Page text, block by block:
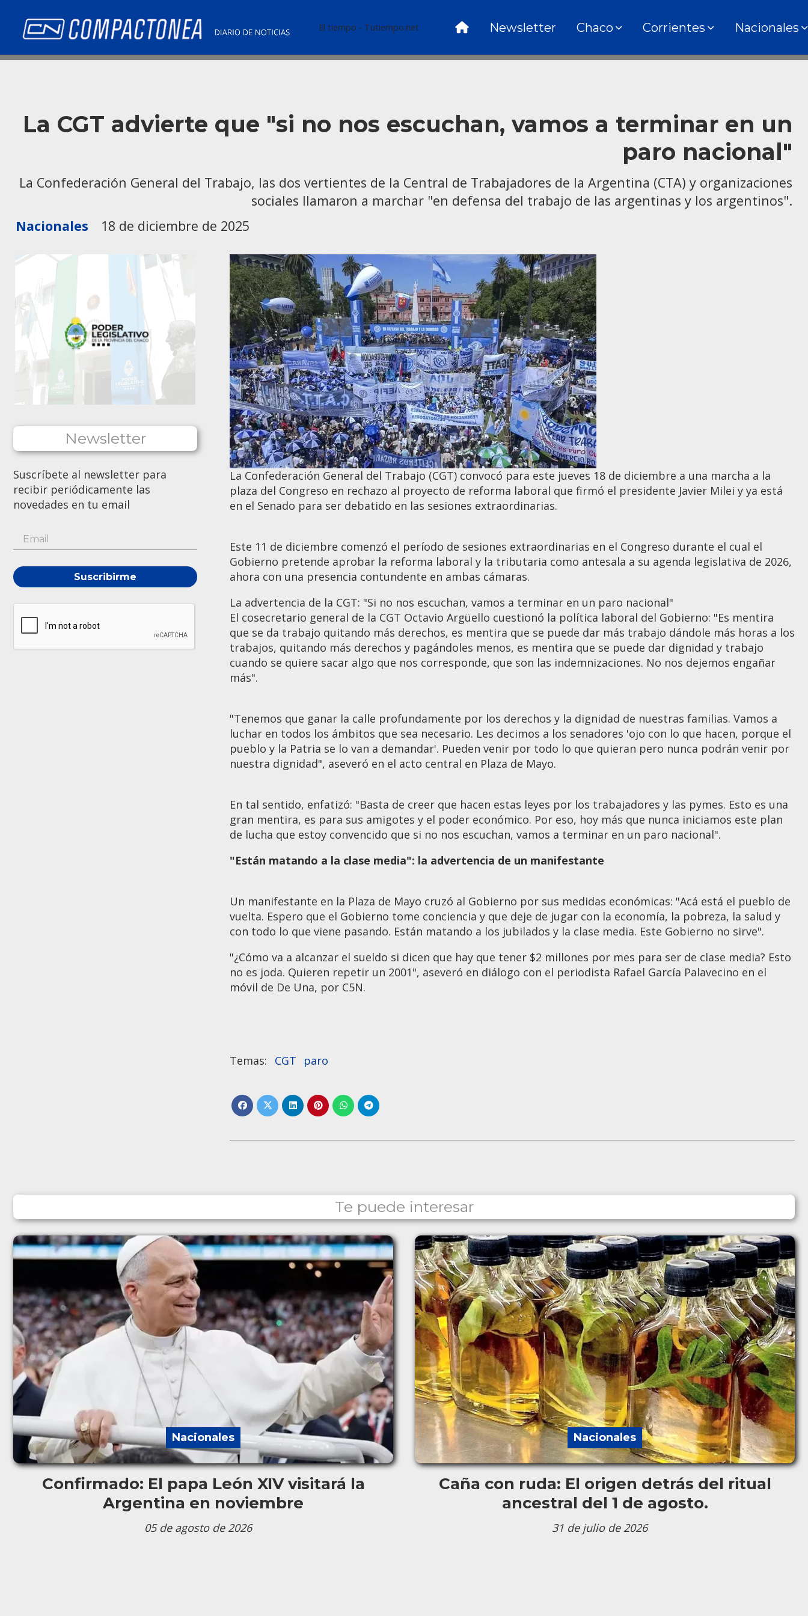
El tiempo - Tutiempo.net Newsletter Chaco Corrientes Nacionales
La CGT advierte que "si no nos escuchan, vamos a terminar en un
paro nacional"
La Confederación General del Trabajo, las dos vertientes de la Central de Trabajadores de la Argentina (CTA) y organizaciones
sociales llamaron a marchar "en defensa del trabajo de las argentinas y los argentinos".
Nacionales
18 de diciembre de 2025
La Confederación General del Trabajo (CGT) convocó para este jueves 18 de diciembre a una marcha a la
plaza del Congreso en rechazo al proyecto de reforma laboral que firmó el presidente Javier Milei y ya está
en el Senado para ser debatido en las sesiones extraordinarias.
Este 11 de diciembre comenzó el período de sesiones extraordinarias en el Congreso durante el cual el
Gobierno pretende aprobar la reforma laboral y la tributaria como antesala a su agenda legislativa de 2026,
ahora con una presencia contundente en ambas cámaras.
La advertencia de la CGT: "Si no nos escuchan, vamos a terminar en un paro nacional"
El cosecretario general de la CGT Octavio Argüello cuestionó la política laboral del Gobierno: "Es mentira
que se da trabajo quitando más derechos, es mentira que se puede dar más trabajo dándole más horas a los
trabajos, quitando más derechos y pagándoles menos, es mentira que se puede dar dignidad y trabajo
cuando se quiere sacar algo que nos corresponde, que son las indemnizaciones. No nos dejemos engañar
más".
"Tenemos que ganar la calle profundamente por los derechos y la dignidad de nuestras familias. Vamos a
luchar en todos los ámbitos que sea necesario. Les decimos a los senadores 'ojo con lo que hacen, porque el
pueblo y la Patria se lo van a demandar'. Pueden venir por todo lo que quieran pero nunca podrán venir por
nuestra dignidad", aseveró en el acto central en Plaza de Mayo.
En tal sentido, enfatizó: "Basta de creer que hacen estas leyes por los trabajadores y las pymes. Esto es una
gran mentira, es para sus amigotes y el poder económico. Por eso, hoy más que nunca iniciamos este plan
de lucha que estoy convencido que si no nos escuchan, vamos a terminar en un paro nacional".
"Están matando a la clase media": la advertencia de un manifestante
Un manifestante en la Plaza de Mayo cruzó al Gobierno por sus medidas económicas: "Acá está el pueblo de
vuelta. Espero que el Gobierno tome conciencia y que deje de jugar con la economía, la pobreza, la salud y
con todo lo que viene pasando. Están matando a los jubilados y la clase media. Este Gobierno no sirve".
"¿Cómo va a alcanzar el sueldo si dicen que hay que tener $2 millones por mes para ser de clase media? Esto
no es joda. Quieren repetir un 2001", aseveró en diálogo con el periodista Rafael García Palavecino en el
móvil de De Una, por C5N.
CGT paro
Te puede interesar
Confirmado: El papa León XIV visitará la
Argentina en noviembre
Nacionales
05 de agosto de 2026
Caña con ruda: El origen detrás del ritual
ancestral del 1 de agosto.
Nacionales
31 de julio de 2026
Newsletter
Suscríbete al newsletter para
recibir periódicamente las
novedades en tu email
Suscribirme